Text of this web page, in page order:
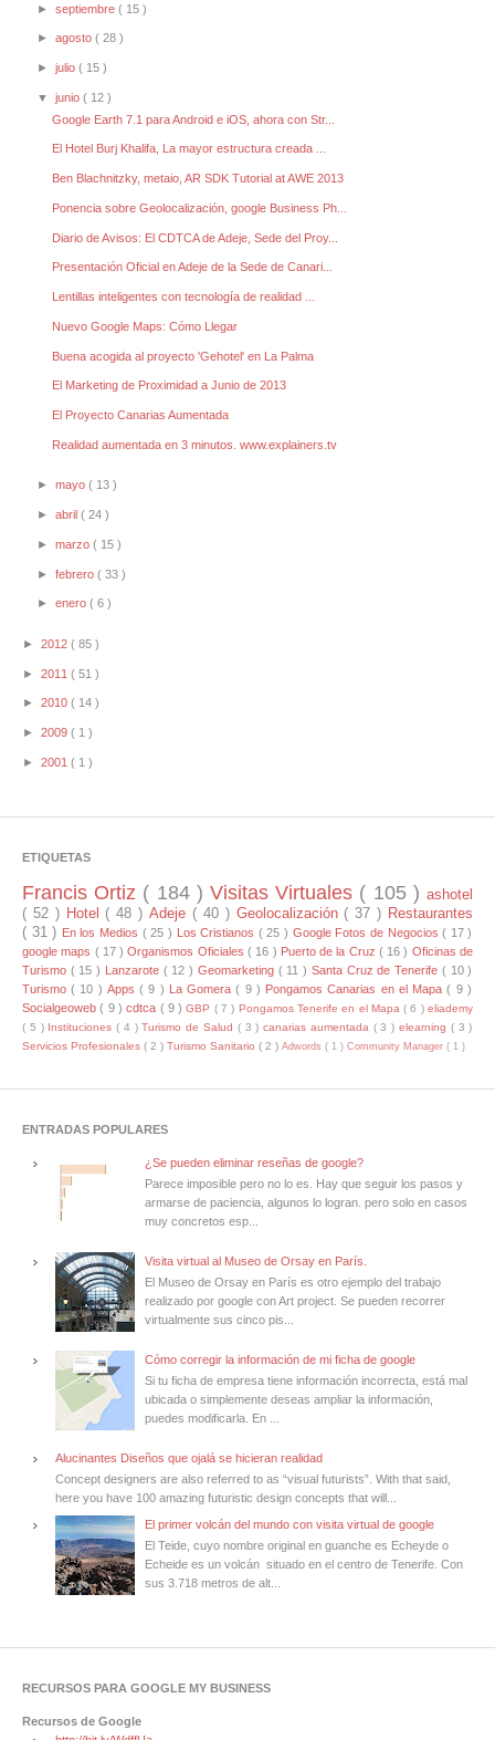
►septiembre( 15 )
►agosto( 28 )
►julio( 15 )
▼junio( 12 )
Google Earth 7.1 para Android e iOS, ahora con Str...
El Hotel Burj Khalifa, La mayor estructura creada ...
Ben Blachnitzky, metaio, AR SDK Tutorial at AWE 2013
Ponencia sobre Geolocalización, google Business Ph...
Diario de Avisos: El CDTCA de Adeje, Sede del Proy...
Presentación Oficial en Adeje de la Sede de Canari...
Lentillas inteligentes con tecnología de realidad ...
Nuevo Google Maps: Cómo Llegar
Buena acogida al proyecto 'Gehotel' en La Palma
El Marketing de Proximidad a Junio de 2013
El Proyecto Canarias Aumentada
Realidad aumentada en 3 minutos. www.explainers.tv
►mayo( 13 )
►abril( 24 )
►marzo( 15 )
►febrero( 33 )
►enero( 6 )
► 2012 ( 85 )
► 2011 ( 51 )
► 2010 ( 14 )
► 2009 ( 1 )
► 2001 ( 1 )
ETIQUETAS
Francis Ortiz ( 184 )Visitas Virtuales ( 105 )ashotel
( 52 ) Hotel ( 48 )Adeje ( 40 ) Geolocalización ( 37 ) Restaurantes
( 31 ) En los Medios ( 25 ) Los Cristianos ( 25 ) Google Fotos de Negocios( 17 )
google maps ( 17 )Organismos Oficiales ( 16 ) Puerto de la Cruz ( 16 ) Oficinas de
Turismo ( 15 ) Lanzarote ( 12 ) Geomarketing ( 11 ) Santa Cruz de Tenerife ( 10 )
Turismo( 10 ) Apps( 9 ) La Gomera( 9 ) Pongamos Canarias en el Mapa( 9 )
Socialgeoweb( 9 )cdtca ( 9 )GBP ( 7 ) Pongamos Tenerife en el Mapa( 6 )eliademy
( 5 ) Instituciones( 4 )Turismo de Salud ( 3 )canarias aumentada ( 3 ) elearning ( 3 )
Servicios Profesionales ( 2 ) Turismo Sanitario ( 2 ) Adwords ( 1 ) Community Manager ( 1 )
ENTRADAS POPULARES
¿Se pueden eliminar reseñas de google?
Parece imposible pero no lo es. Hay que seguir los pasos y
armarse de paciencia, algunos lo logran. pero solo en casos
muy concretos esp...
Visita virtual al Museo de Orsay en París.
El Museo de Orsay en París es otro ejemplo del trabajo
realizado por google con Art project. Se pueden recorrer
virtualmente sus cinco pis...
Cómo corregir la información de mi ficha de google
Si tu ficha de empresa tiene información incorrecta, está mal
ubicada o simplemente deseas ampliar la información,
puedes modificarla. En ...
Alucinantes Diseños que ojalá se hicieran realidad
Concept designers are also referred to as “visual futurists”. With that said,
here you have 100 amazing futuristic design concepts that will...
El primer volcán del mundo con visita virtual de google
El Teide, cuyo nombre original en guanche es Echeyde o
Echeide es un volcán situado en el centro de Tenerife. Con
sus 3.718 metros de alt...
RECURSOS PARA GOOGLE MY BUSINESS
Recursos de Google